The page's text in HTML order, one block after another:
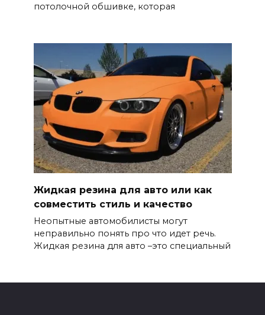
потолочной обшивке, которая
Жидкая резина для авто или как
совместить стиль и качество
Неопытные автомобилисты могут
неправильно понять про что идет речь.
Жидкая резина для авто –это специальный